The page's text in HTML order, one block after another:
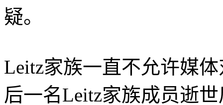
疑。
Leitz家族一直不允许媒
后一名Leitz家族成员逝